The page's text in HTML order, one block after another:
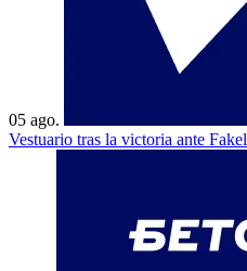
05 ago.
Vestuario tras la victoria ante Fakel